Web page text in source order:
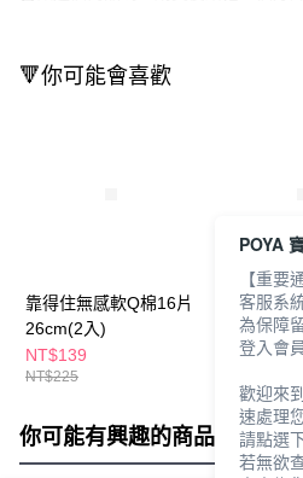
🔻你可能會喜歡
靠得住無感軟Q棉16片
26cm(2入)
NT$139
NT$225
靠得住無
23cm(2入)
NT$139
你可能有興趣的商品 全站排行
POYA
【重要
客服系
為保障
登入會
歡迎來
速處理
請點選
若無欲